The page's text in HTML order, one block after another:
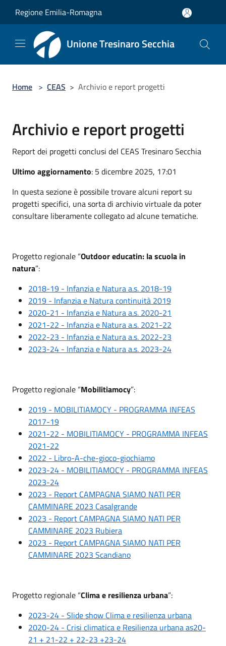
Regione Emilia-Romagna
Unione Tresinaro Secchia
Home > CEAS > Archivio e report progetti
Archivio e report progetti
Report dei progetti conclusi del CEAS Tresinaro Secchia
Ultimo aggiornamento: 5 dicembre 2025, 17:01
In questa sezione è possibile trovare alcuni report su
progetti specifici, una sorta di archivio virtuale da poter
consultare liberamente collegato ad alcune tematiche.
Progetto regionale “Outdoor educatin: la scuola in
natura”:
2018-19 - Infanzia e Natura a.s. 2018-19
2019 - Infanzia e Natura continuità 2019
2020-21 - Infanzia e Natura a.s. 2020-21
2021-22 - Infanzia e Natura a.s. 2021-22
2022-23 - Infanzia e Natura a.s. 2022-23
2023-24 - Infanzia e Natura a.s. 2023-24
Progetto regionale “Mobilitiamocy”:
2019 - MOBILITIAMOCY - PROGRAMMA INFEAS
2017-19
2021-22 - MOBILITIAMOCY - PROGRAMMA INFEAS
2021-22
2022 - Libro-A-che-gioco-giochiamo
2023-24 - MOBILITIAMOCY - PROGRAMMA INFEAS
2023-24
2023 - Report CAMPAGNA SIAMO NATI PER
CAMMINARE 2023 Casalgrande
2023 - Report CAMPAGNA SIAMO NATI PER
CAMMINARE 2023 Rubiera
2023 - Report CAMPAGNA SIAMO NATI PER
CAMMINARE 2023 Scandiano
Progetto regionale “Clima e resilienza urbana”:
2023-24 - Slide show Clima e resilienza urbana
2020-24 - Crisi climatica e Resilienza urbana as20-
21 + 21-22 + 22-23 +23-24